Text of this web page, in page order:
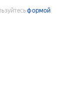
формой